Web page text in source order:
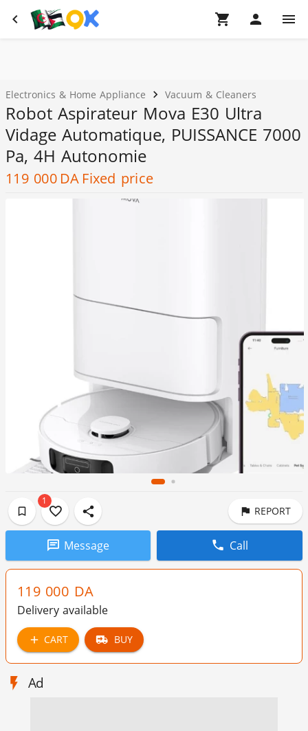
Electronics & Home Appliance Vacuum & Cleaners
Robot Aspirateur Mova E30 Ultra
Vidage Automatique, PUISSANCE 7000
Pa, 4H Autonomie
119 000DAFixed price
1
REPORT
Message Call
119 000 DA
Delivery available
CART BUY
Ad